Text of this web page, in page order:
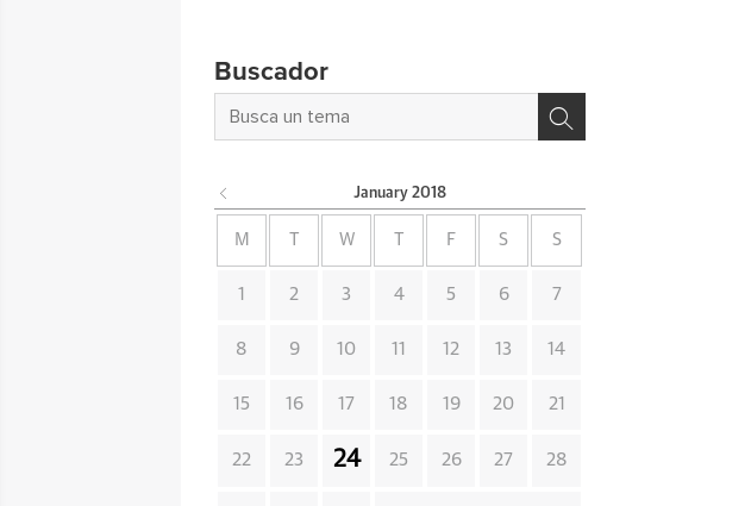
Buscador
January 2018
M W F S S
1 2 3 4 5 6 7
8 9 10 11 12 13 14
15 16 17 18 19 20 21
22 23 24 25 26 27 28